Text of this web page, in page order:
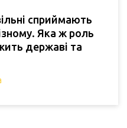
сприймають
Яка ж роль
державі та